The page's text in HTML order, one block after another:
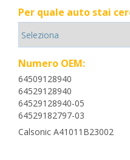
Per quale auto stai
Numero OEM:
64509128940
64529128940
64529128940-05
64529182797-03
Calsonic A41011B23002